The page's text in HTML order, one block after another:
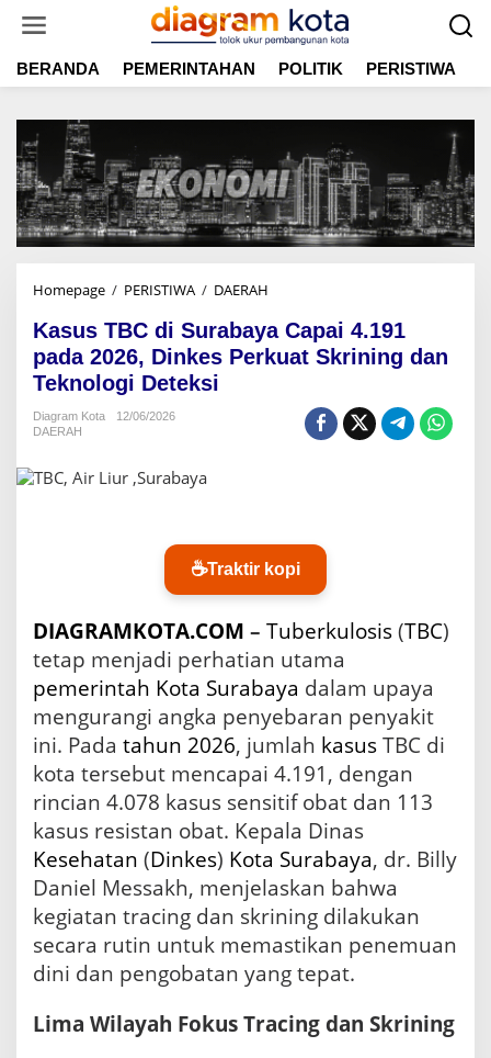
t
BERANDA PEMERINTAHAN POLITIK PERISTIWA
Homepage / PERISTIWA / DAERAH
s
u
b
a
y
a
C
a
p
a
i
1
9
1
p
a
d
2
0
6
Kasus TBC di Surabaya Capai 4.191
pada 2026, Dinkes Perkuat Skrining dan
Teknologi Deteksi
Diagram Kota
12/06/2026
DAERAH
☕Traktir kopi
DIAGRAMKOTA.COM – Tuberkulosis(TBC)
tetap menjadi perhatian utama
pemerintah Kota Surabaya dalam upaya
mengurangi angka penyebaran penyakit
ini. Pada tahun 2026, jumlah kasusTBC di
kota tersebut mencapai 4.191, dengan
rincian 4.078 kasus sensitif obat dan 113
kasus resistan obat. Kepala Dinas
Kesehatan (Dinkes) Kota Surabaya, dr. Billy
Daniel Messakh, menjelaskan bahwa
kegiatan tracing dan skrining dilakukan
secara rutin untuk memastikan penemuan
dini dan pengobatan yang tepat.
Lima Wilayah Fokus Tracing dan Skrining